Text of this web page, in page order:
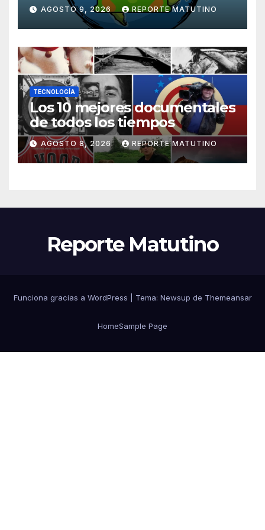
AGOSTO 9, 2026 REPORTE MATUTINO
TECNOLOGÍA
Los 10 mejores documentales
de todos los tiempos
AGOSTO 8, 2026 REPORTE MATUTINO
Reporte Matutino
Funciona gracias a WordPress Tema: Newsup de Themeansar
HomeSample Page